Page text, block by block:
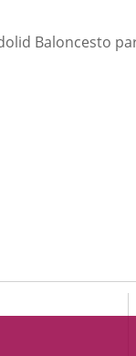
Baloncesto